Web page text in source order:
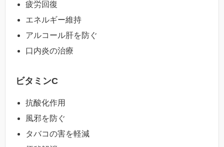
疲労回復
エネルギー維持
アルコール肝を防ぐ
口内炎の治療
ビタミンC
抗酸化作用
風邪を防ぐ
タバコの害を軽減